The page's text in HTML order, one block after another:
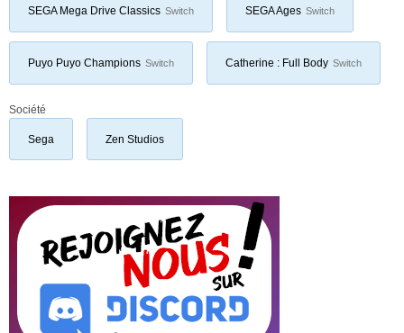
SEGA Mega Drive Classics Switch SEGA Ages Switch
Puyo Puyo Champions Switch Catherine : Full Body Switch
Société
Sega Zen Studios